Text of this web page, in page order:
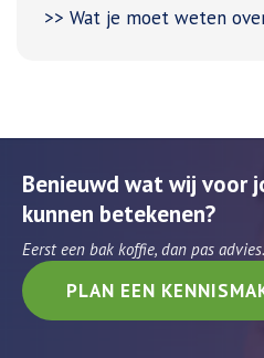
>> Wat je moet weten
Benieuwd wat wij voor
kunnen betekenen?
Eerst een bak koffie, dan pas advies.
PLAN EEN